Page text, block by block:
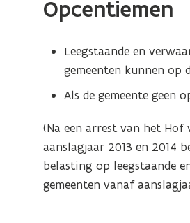
Opcentiemen
Leegstaande en
gemeenten kunnen op
Als de gemeente geen
(Na een arrest van het Hof
aanslagjaar 2013 en 2014
belasting op leegstaande
gemeenten vanaf